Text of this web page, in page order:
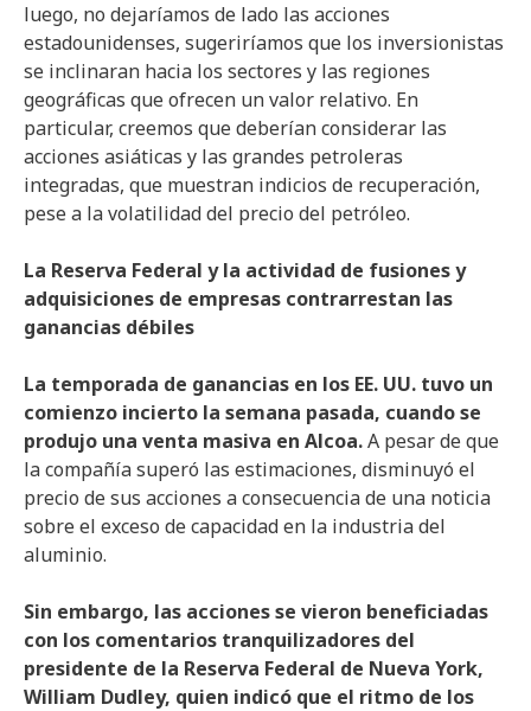
luego, no dejaríamos de lado las acciones
estadounidenses, sugeriríamos que los inversionistas
se inclinaran hacia los sectores y las regiones
geográficas que ofrecen un valor relativo. En
particular, creemos que deberían considerar las
acciones asiáticas y las grandes petroleras
integradas, que muestran indicios de recuperación,
pese a la volatilidad del precio del petróleo.
La Reserva Federal y la actividad de fusiones y
adquisiciones de empresas contrarrestan las
ganancias débiles
La temporada de ganancias en los EE. UU. tuvo un
comienzo incierto la semana pasada, cuando se
produjo una venta masiva en Alcoa.A pesar de que
la compañía superó las estimaciones, disminuyó el
precio de sus acciones a consecuencia de una noticia
sobre el exceso de capacidad en la industria del
aluminio.
Sin embargo, las acciones se vieron beneficiadas
con los comentarios tranquilizadores del
presidente de la Reserva Federal de Nueva York,
William Dudley, quien indicó que el ritmo de los